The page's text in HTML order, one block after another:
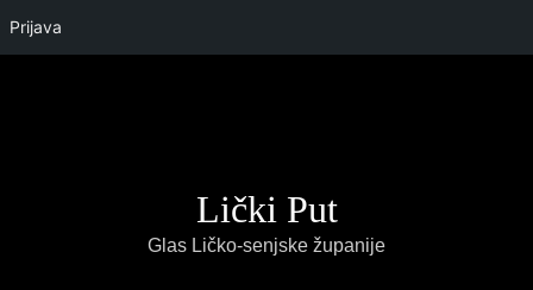
Prijava
Lički Put
Glas Ličko-senjske županije